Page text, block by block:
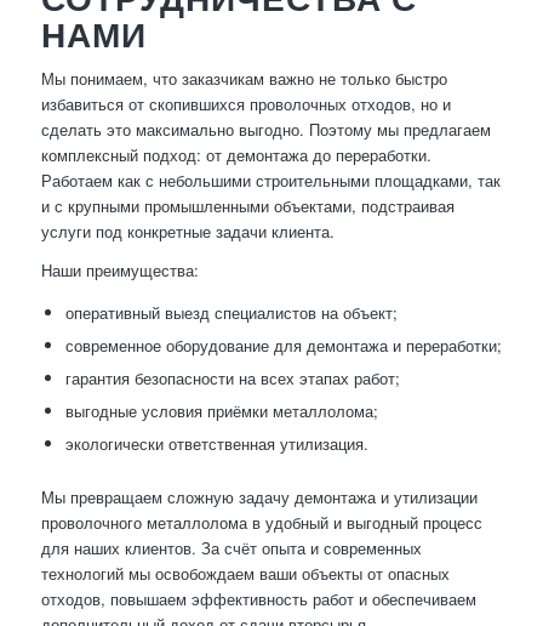
НАМИ
Мы понимаем, что заказчикам важно не только быстро
избавиться от скопившихся проволочных отходов, но и
сделать это максимально выгодно. Поэтому мы предлагаем
комплексный подход: от демонтажа до переработки.
Работаем как с небольшими строительными площадками, так
и с крупными промышленными объектами, подстраивая
услуги под конкретные задачи клиента.
Наши преимущества:
оперативный выезд специалистов на объект;
современное оборудование для демонтажа и переработки;
гарантия безопасности на всех этапах работ;
выгодные условия приёмки металлолома;
экологически ответственная утилизация.
Мы превращаем сложную задачу демонтажа и утилизации
проволочного металлолома в удобный и выгодный процесс
для наших клиентов. За счёт опыта и современных
технологий мы освобождаем ваши объекты от опасных
отходов, повышаем эффективность работ и обеспечиваем